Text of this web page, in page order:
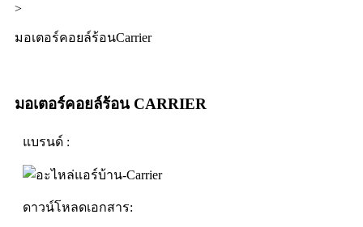
>
มอเตอร์คอยล์ร้อนCarrier
มอเตอร์คอยล์ร้อน CARRIER
แบรนด์ :
ดาวน์โหลดเอกสาร: